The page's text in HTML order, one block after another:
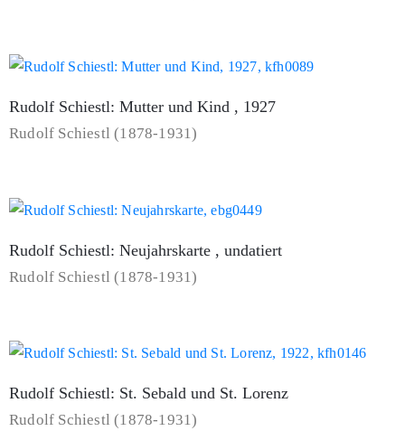
Rudolf Schiestl: Mutter und Kind , 1927
Rudolf Schiestl (1878-1931)
Rudolf Schiestl: Neujahrskarte , undatiert
Rudolf Schiestl (1878-1931)
Rudolf Schiestl: St. Sebald und St. Lorenz
Rudolf Schiestl (1878-1931)